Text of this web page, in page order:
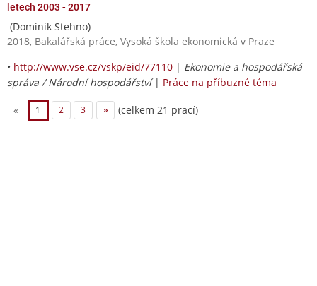
letech 2003 - 2017
(Dominik Stehno)
2018, Bakalářská práce, Vysoká škola ekonomická v Praze
• http://www.vse.cz/vskp/eid/77110 | Ekonomie a hospodářská
správa / Národní hospodářství| Práce na příbuzné téma
« 1 2 3 » (celkem 21 prací)